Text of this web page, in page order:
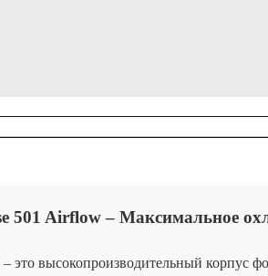
501 Airflow – Максимальное
– это высокопроизводительный корпус